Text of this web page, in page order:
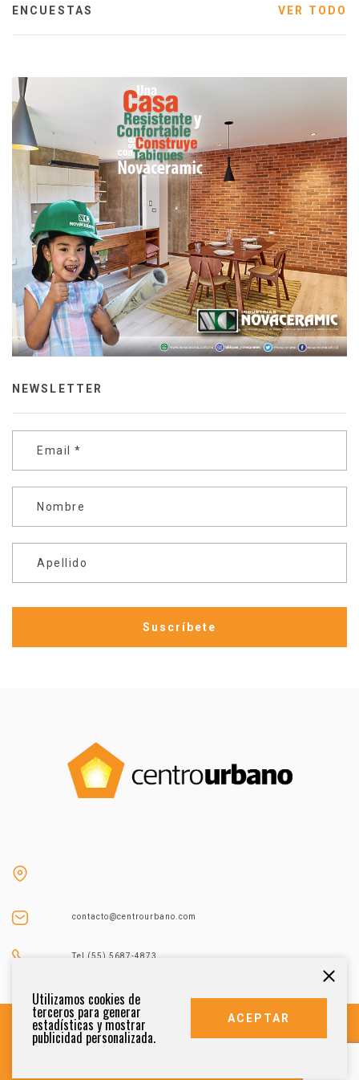
ENCUESTAS VER TODO
NEWSLETTER
Email *
Nombre
Apellido
contacto@centrourbano.com
Tel (55) 5687-4873
Utilizamos cookies de
terceros para generar
estadísticas y mostrar
publicidad personalizada.
ACEPTAR